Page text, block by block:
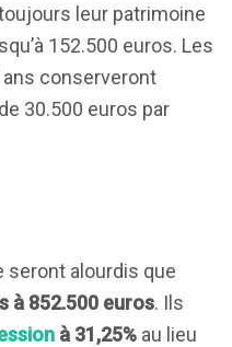
leur patrimoine
152.500 euros. Les
conserveront
30.500 euros par
seront alourdis que
à 852.500 euros. Ils
à 31,25% au lieu